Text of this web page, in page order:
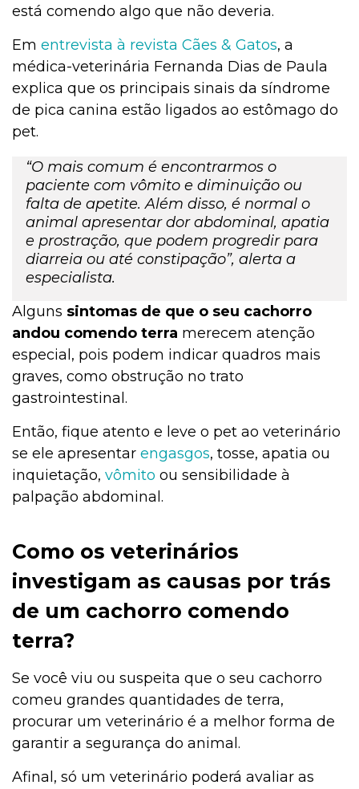
está comendo algo que não deveria.
Em entrevista à revista Cães & Gatos, a
médica-veterinária Fernanda Dias de Paula
explica que os principais sinais da síndrome
de pica canina estão ligados ao estômago do
pet.
“O mais comum é encontrarmos o
paciente com vômito e diminuição ou
falta de apetite. Além disso, é normal o
animal apresentar dor abdominal, apatia
e prostração, que podem progredir para
diarreia ou até constipação”, alerta a
especialista.
Alguns sintomas de que o seu cachorro
andou comendo terra merecem atenção
especial, pois podem indicar quadros mais
graves, como obstrução no trato
gastrointestinal.
Então, fique atento e leve o pet ao veterinário
se ele apresentar engasgos, tosse, apatia ou
inquietação, vômito ou sensibilidade à
palpação abdominal.
Como os veterinários
investigam as causas por trás
de um cachorro comendo
terra?
Se você viu ou suspeita que o seu cachorro
comeu grandes quantidades de terra,
procurar um veterinário é a melhor forma de
garantir a segurança do animal.
Afinal, só um veterinário poderá avaliar as